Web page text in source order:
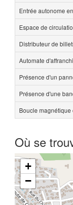
Entrée autonome
Espace de
Distributeur de
Automate
Présence d'un
Présence d'une
Boucle
Où se
+
−